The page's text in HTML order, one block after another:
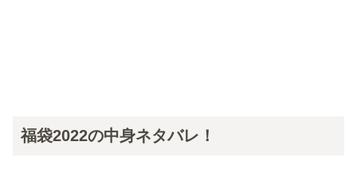
福袋2022の中身ネタバレ！